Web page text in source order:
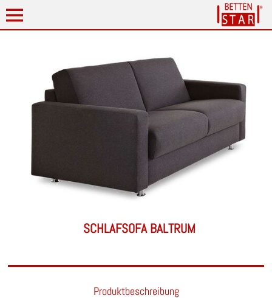
SCHLAFSOFA BALTRUM
Produktbeschreibung